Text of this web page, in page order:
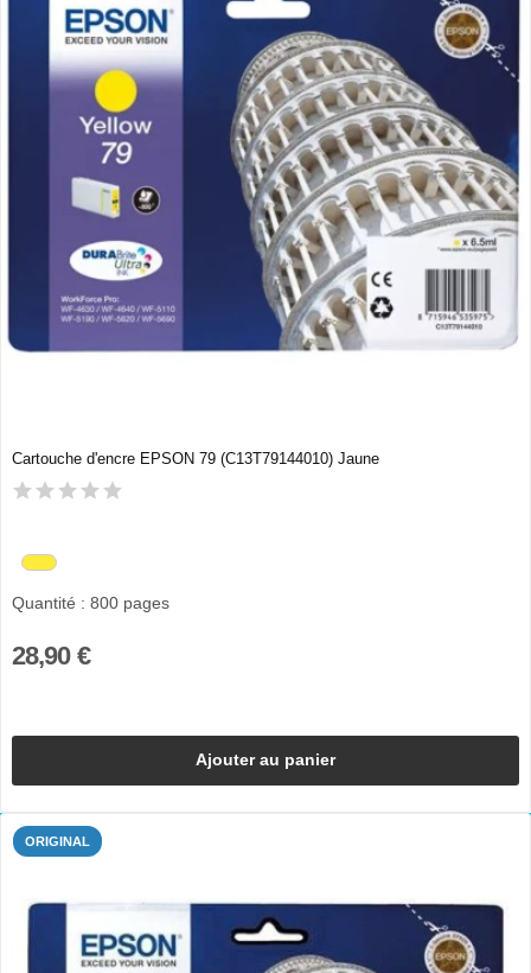
Cartouche d'encre EPSON 79 (C13T79144010) Jaune
Quantité : 800 pages
28,90 €
Ajouter au panier
ORIGINAL